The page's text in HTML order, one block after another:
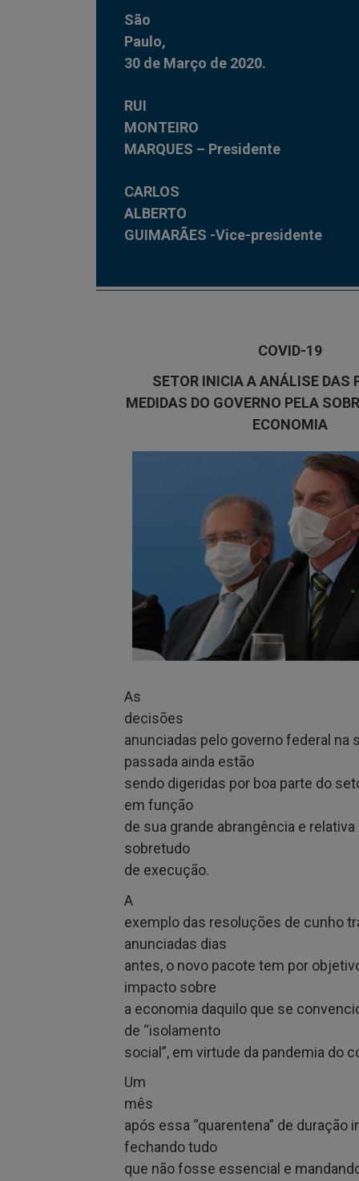
São
Paulo,
30 de Março de 2020.
RUI
MONTEIRO
MARQUES – Presidente
CARLOS
ALBERTO
GUIMARÃES -Vice-presidente
COVID-19
SETOR INICIA A ANÁLISE DAS
MEDIDAS DO GOVERNO PELA
ECONOMIA
As
decisões
anunciadas pelo governo federal na
passada ainda estão
sendo digeridas por boa parte do
em função
de sua grande abrangência e
sobretudo
de execução.
A
exemplo das resoluções de cunho
anunciadas dias
antes, o novo pacote tem por
impacto sobre
a economia daquilo que se
de “isolamento
social”, em virtude da pandemia do
Um
mês
após essa “quarentena” de duração
fechando tudo
que não fosse essencial e